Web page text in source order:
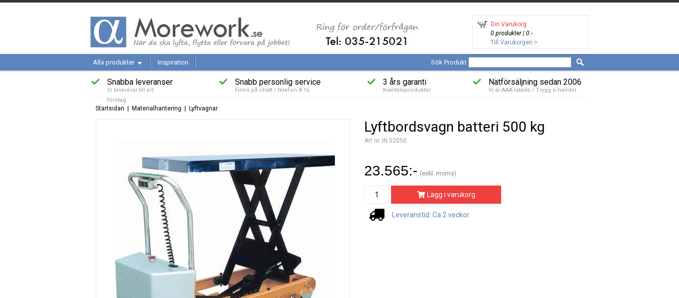
Din Varukorg
0 produkter | 0:-
Till Varukorgen >
Alla produkter Inspiration Sök Produkt
Snabba leveranser
Vi levererar till ert
företag
Snabb personlig service
Finns på chatt / telefon 8-16
3 års garanti
Kvalitetsprodukter
Nätförsäljning sedan 2006
Vi är AAA-ratade / Trygg e-handel
Startsidan Materialhantering Lyftvagnar
Lyftbordsvagn batteri 500 kg
Art nr. IN 52050
23.565:- (exkl. moms)
Lägg i varukorg
Leveranstid: Ca 2 veckor